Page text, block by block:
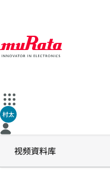
村太
视频資料库